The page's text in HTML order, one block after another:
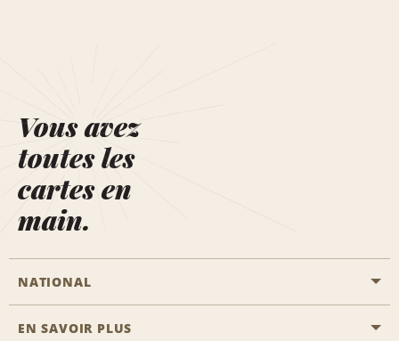
Vous avez
toutes les
cartes en
main.
NATIONAL
Passer une réservation
EN SAVOIR PLUS